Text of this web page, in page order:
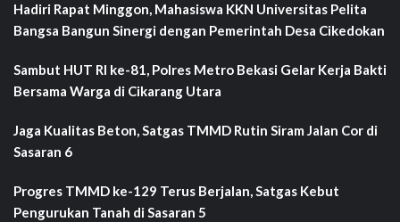
Hadiri Rapat Minggon, Mahasiswa KKN Universitas Pelita
Bangsa Bangun Sinergi dengan Pemerintah Desa Cikedokan
Sambut HUT RI ke-81, Polres Metro Bekasi Gelar Kerja Bakti
Bersama Warga di Cikarang Utara
Jaga Kualitas Beton, Satgas TMMD Rutin Siram Jalan Cor di
Sasaran 6
Progres TMMD ke-129 Terus Berjalan, Satgas Kebut
Pengurukan Tanah di Sasaran 5